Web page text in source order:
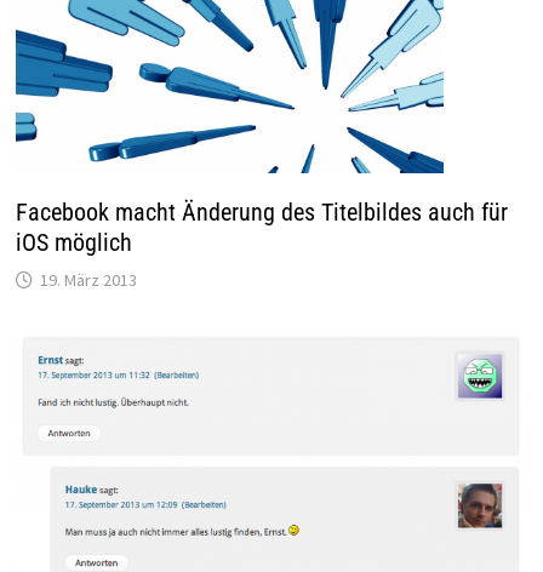
Facebook macht Änderung des Titelbildes auch für
iOS möglich
19. März 2013